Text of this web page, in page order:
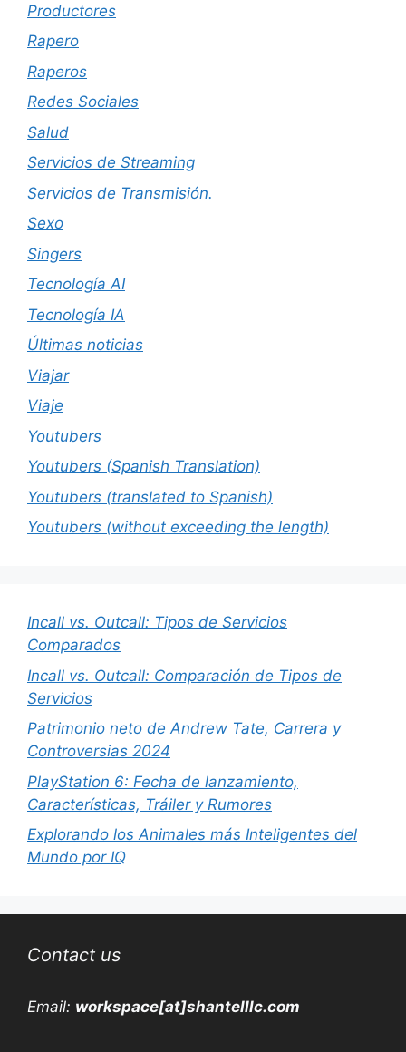
Productores
Rapero
Raperos
Redes Sociales
Salud
Servicios de Streaming
Servicios de Transmisión.
Sexo
Singers
Tecnología AI
Tecnología IA
Últimas noticias
Viajar
Viaje
Youtubers
Youtubers (Spanish Translation)
Youtubers (translated to Spanish)
Youtubers (without exceeding the length)
Incall vs. Outcall: Tipos de Servicios
Comparados
Incall vs. Outcall: Comparación de Tipos de
Servicios
Patrimonio neto de Andrew Tate, Carrera y
Controversias 2024
PlayStation 6: Fecha de lanzamiento,
Características, Tráiler y Rumores
Explorando los Animales más Inteligentes del
Mundo por IQ
Contact us
Email: workspace[at]shantelllc.com